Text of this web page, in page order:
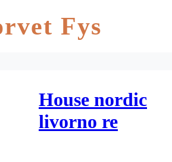
Fys
House nordic
livorno re